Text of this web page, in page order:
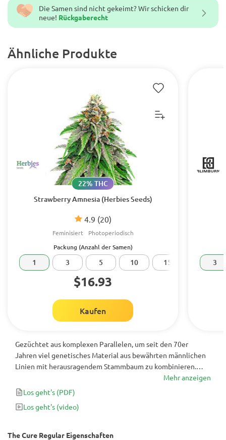
Die Samen sind nicht gekeimt? Wir schicken dir
neue! Rückgaberecht
Ähnliche Produkte
Strawberry Amnesia (Herbies Seeds)
4.9 (20)
22% THC
Feminisiert Photoperiodisch
Packung (Anzahl der Samen)
1 3 5 10 15 20
$16.93
Kaufen
3
Gezüchtet aus komplexen Parallelen, um seit den 70er
Jahren viel genetisches Material aus bewährten männlichen
Linien mit herausragendem Stammbaum zu kombinieren.
Diese begrenzte Samenlinie birgt Geheimnisse, wenn sie gut
gepflegt und mit allen Sinnen ausgewählt wird. Es gibt sehr
praktische Zimmerpflanzen und Aromen der alten Schule, die
darauf warten, zum Leben erweckt zu werden.
Mehr anzeigen
Los geht's (PDF)
Los geht's (video)
The Cure Regular Eigenschaften